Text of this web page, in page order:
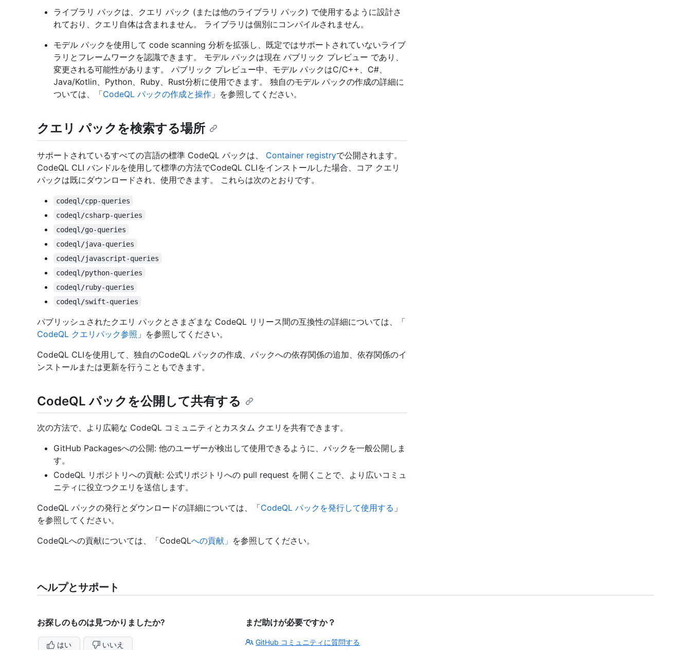
ライブラリ パックは、クエリ パック (または他のライブラリ パック) で使用するように設計さ
れており、クエリ自体は含まれません。 ライブラリは個別にコンパイルされません。
モデル パックを使用して code scanning 分析を拡張し、既定ではサポートされていないライブ
ラリとフレームワークを認識できます。 モデル パックは現在 パブリック プレビュー であり、
変更される可能性があります。 パブリック プレビュー中、モデル パックはC/C++、C#、
Java/Kotlin、Python、Ruby、Rust分析に使用できます。 独自のモデル パックの作成の詳細に
ついては、「CodeQL パックの作成と操作 」を参照してください。
クエリ パックを検索する場所
サポートされているすべての言語の標準 CodeQL パックは、 Container registryで公開されます。
CodeQL CLI バンドルを使用して標準の方法でCodeQL CLIをインストールした場合、コア クエリ
パックは既にダウンロードされ、使用できます。 これらは次のとおりです。
codeql/cpp-queries
codeql/csharp-queries
codeql/go-queries
codeql/java-queries
codeql/javascript-queries
codeql/python-queries
codeql/ruby-queries
codeql/swift-queries
パブリッシュされたクエリ パックとさまざまな CodeQL リリース間の互換性の詳細については、「
CodeQL クエリパック参照 」を参照してください。
CodeQL CLIを使用して、独自のCodeQL パックの作成、パックへの依存関係の追加、依存関係のイ
ンストールまたは更新を行うこともできます。
CodeQL パックを公開して共有する
次の方法で、より広範な CodeQL コミュニティとカスタム クエリを共有できます。
GitHub Packagesへの公開: 他のユーザーが検出して使用できるように、パックを一般公開しま
す。
CodeQL リポジトリへの貢献: 公式リポジトリへの pull request を開くことで、より広いコミュ
ニティに役立つクエリを送信します。
CodeQL パックの発行とダウンロードの詳細については、「CodeQL パックを発行して使用する 」
を参照してください。
CodeQLへの貢献については、「CodeQLへの貢献」 を参照してください。
ヘルプとサポート
お探しのものは見つかりましたか?
はい いいえ
まだ助けが必要ですか？
GitHub コミュニティに質問する